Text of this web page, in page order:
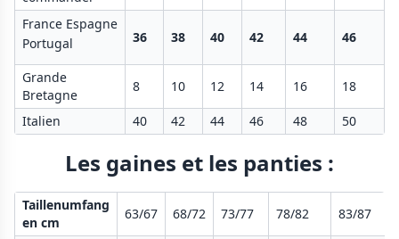
France Espagne
Portugal
36 38 40 42 44 46
Grande
Bretagne
8 10 12 14 16 18
Italien 40 42 44 46 48 50
Les gaines et les panties :
Taillenumfang
en cm
63/67 68/72 73/77 78/82 83/87